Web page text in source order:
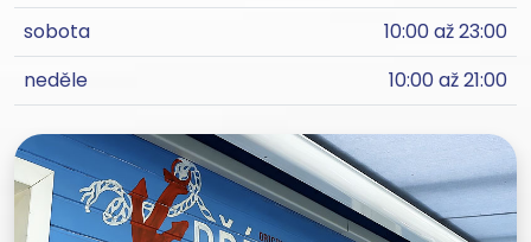
sobota
10:00 až 23:00
neděle
10:00 až 21:00